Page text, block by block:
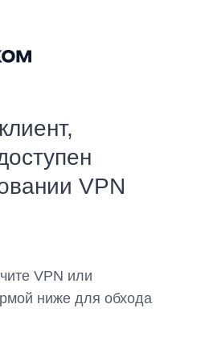
VPN
VPN или
ниже для обхода